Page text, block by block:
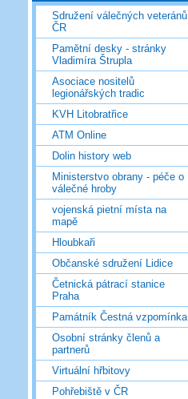
Sdružení válečných veteránů
ČR
Pamětní desky - stránky
Vladimíra Štrupla
Asociace nositelů
legionářských tradic
KVH Litobratřice
ATM Online
Dolin history web
Ministerstvo obrany - péče o
válečné hroby
vojenská pietní místa na
mapě
Hloubkaři
Občanské sdružení Lidice
Četnická pátrací stanice
Praha
Památník Čestná vzpomínka
Osobní stránky členů a
partnerů
Virtuální hřbitovy
Pohřebiště v ČR